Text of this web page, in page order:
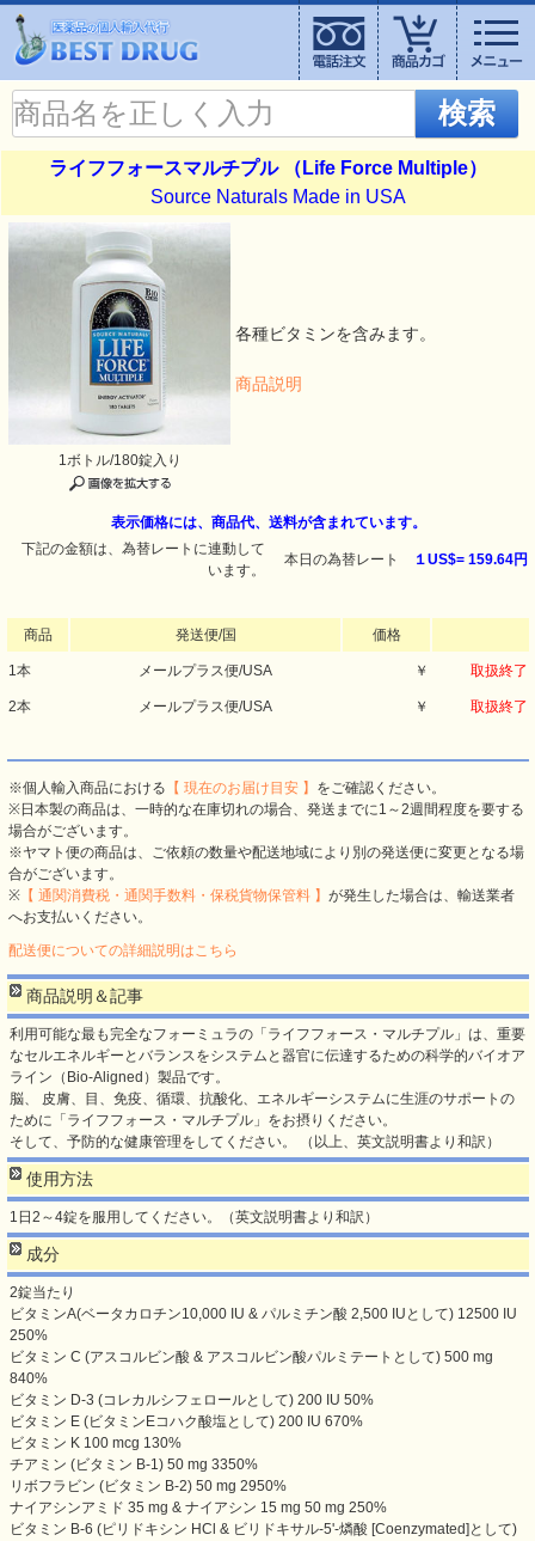
検索
ライフフォースマルチプル （Life Force Multiple）
Source Naturals Made in USA
各種ビタミンを含みます。
商品説明
1ボトル/180錠入り
表示価格には、商品代、送料が含まれています。
下記の金額は、為替レートに連動して
います。
本日の為替レート １US$= 159.64円
商品 発送便/国 価格
1本 メールプラス便/USA ￥ 取扱終了
2本 メールプラス便/USA ￥ 取扱終了
※個人輸入商品における 【 現在のお届け目安 】 をご確認ください。
※日本製の商品は、一時的な在庫切れの場合、発送までに1～2週間程度を要する
場合がございます。
※ヤマト便の商品は、ご依頼の数量や配送地域により別の発送便に変更となる場
合がございます。
※ 【 通関消費税・通関手数料・保税貨物保管料 】 が発生した場合は、輸送業者
へお支払いください。
配送便についての詳細説明はこちら
商品説明＆記事
利用可能な最も完全なフォーミュラの「ライフフォース・マルチプル」は、重要
なセルエネルギーとバランスをシステムと器官に伝達するための科学的バイオア
ライン（Bio-Aligned）製品です。
脳、 皮膚、目、免疫、循環、抗酸化、エネルギーシステムに生涯のサポートの
ために「ライフフォース・マルチプル」をお摂りください。
そして、予防的な健康管理をしてください。 （以上、英文説明書より和訳）
使用方法
1日2～4錠を服用してください。（英文説明書より和訳）
成分
2錠当たり
ビタミンA(ベータカロチン10,000 IU & パルミチン酸 2,500 IUとして) 12500 IU
250%
ビタミン C (アスコルビン酸 & アスコルビン酸パルミテートとして) 500 mg
840%
ビタミン D-3 (コレカルシフェロールとして) 200 IU 50%
ビタミン E (ビタミンEコハク酸塩として) 200 IU 670%
ビタミン K 100 mcg 130%
チアミン (ビタミン B-1) 50 mg 3350%
リボフラビン (ビタミン B-2) 50 mg 2950%
ナイアシンアミド 35 mg & ナイアシン 15 mg 50 mg 250%
ビタミン B-6 (ピリドキシン HCl & ビリドキサル-5'-燐酸 [Coenzymated]として)